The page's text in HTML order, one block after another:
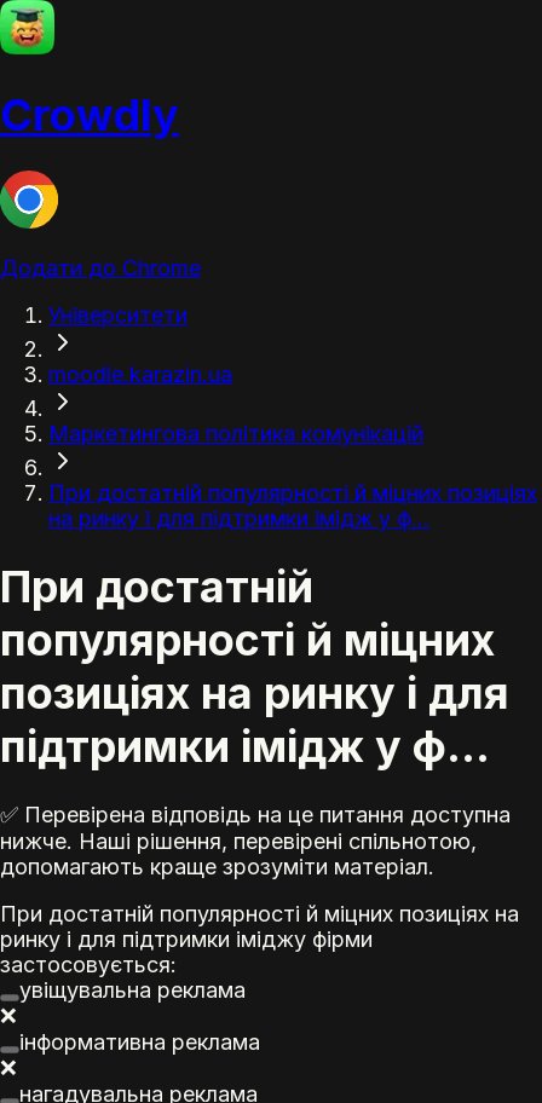
Crowdly
Додати до Chrome
Університети
moodle.karazin.ua
Маркетингова політика комунікацій
При достатній популярності й міцних позиціях
на ринку і для підтримки імідж у ф...
При достатній
популярності й міцних
позиціях на ринку і для
підтримки імідж у ф...
✅ Перевірена відповідь на це питання доступна
нижче. Наші рішення, перевірені спільнотою,
допомагають краще зрозуміти матеріал.
При достатній популярності й міцних позиціях на
ринку і для підтримки іміджу фірми
застосовується:
увіщувальна реклама
❌
інформативна реклама
❌
нагадувальна реклама